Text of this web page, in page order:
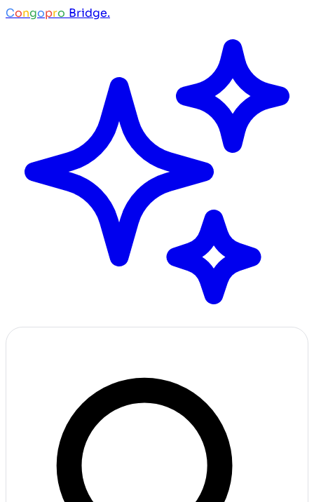
Congopro Bridge.